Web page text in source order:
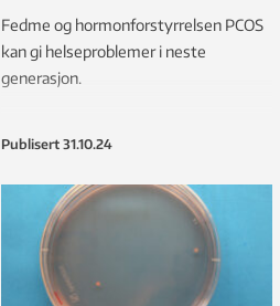
Fedme og hormonforstyrrelsen PCOS
kan gi helseproblemer i neste
generasjon.
Publisert 31.10.24